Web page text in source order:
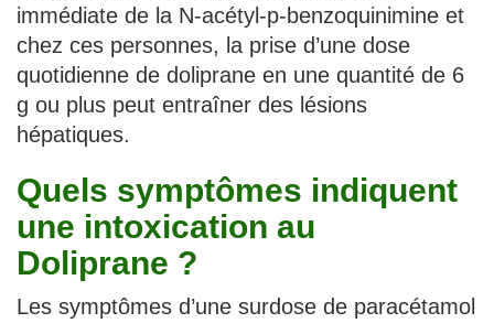
immédiate de la N-acétyl-p-benzoquinimine et
chez ces personnes, la prise d’une dose
quotidienne de doliprane en une quantité de 6
g ou plus peut entraîner des lésions
hépatiques.
Quels symptômes indiquent
une intoxication au
Doliprane ?
Les symptômes d’une surdose de paracétamol